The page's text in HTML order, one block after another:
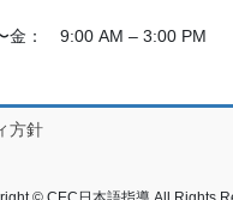
金： 9:00 AM – 3:00 PM
方針